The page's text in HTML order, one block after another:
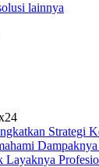
lainnya
Strategi
Layaknya